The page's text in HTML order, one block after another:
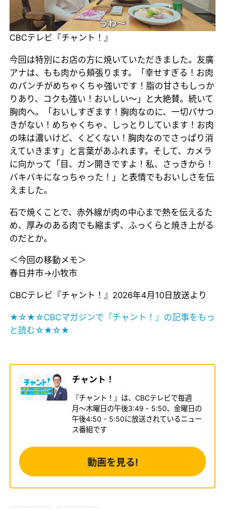
CBCテレビ『チャント！』
今回は特別にお店の方に焼いていただきました。友廣
アナは、もも肉から頬張ります。「幸せすぎる！お肉
のパンチがめちゃくちゃ強いです！脂の甘さもしっか
りあり、コクも強い！おいしい～」と大絶賛。続いて
胸肉へ。「おいしすぎます！胸肉なのに、一切パサつ
きがない！めちゃくちゃ、しっとりしています！お肉
の味は濃いけど、くどくない！胸肉なのでさっぱり消
えていきます」と言葉があふれます。そして、カメラ
に向かって「目、ガン開きですよ！私、さっきから！
バキバキになっちゃった！」と表情でもおいしさを伝
えました。
石で焼くことで、赤外線が肉の中心まで熱を伝えるた
め、厚みのある肉でも縮まず、ふっくらと焼き上がる
のだとか。
＜今回の移動メモ＞
春日井市→小牧市
CBCテレビ『チャント！』2026年4月10日放送より
★☆★☆CBCマガジンで『チャント！』の記事をもっ
と読む☆★☆★
チャント！
『チャント！』は、CBCテレビで毎週
月〜木曜日の午後3:49 - 5:50、金曜日の
午後4:50 - 5:50に放送されているニュー
ス番組です
動画を見る!